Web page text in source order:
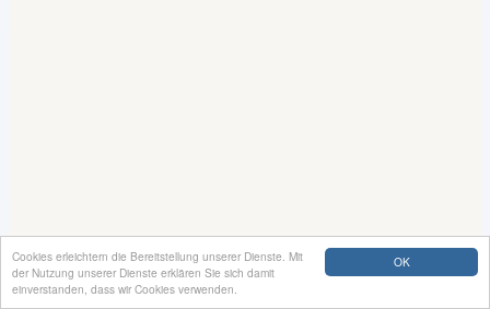
OK
Cookies erleichtern die Bereitstellung unserer Dienste. Mit
der Nutzung unserer Dienste erklären Sie sich damit
einverstanden, dass wir Cookies verwenden.